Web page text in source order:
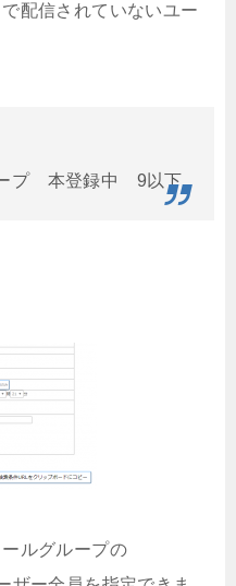
配信されていないユー
ープ 本登録中 9以下
ルグループの